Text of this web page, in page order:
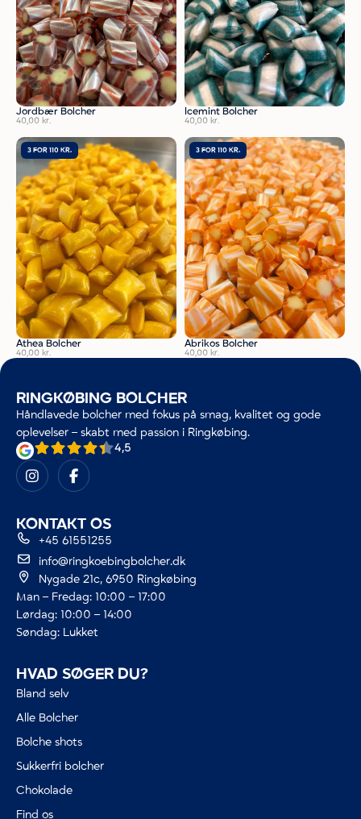
Jordbær Bolcher
40,00 kr.
Icemint Bolcher
40,00 kr.
3 FOR 110 KR.
Athea Bolcher
40,00 kr.
3 FOR 110 KR.
Abrikos Bolcher
40,00 kr.
RINGKØBING BOLCHER
Håndlavede bolcher med fokus på smag, kvalitet og gode
oplevelser – skabt med passion i Ringkøbing.
4,5
KONTAKT OS
+45 61551255
info@ringkoebingbolcher.dk
Nygade 21c, 6950 Ringkøbing
Man – Fredag: 10:00 – 17:00
Lørdag: 10:00 – 14:00
Søndag: Lukket
HVAD SØGER DU?
Bland selv
Alle Bolcher
Bolche shots
Sukkerfri bolcher
Chokolade
Find os